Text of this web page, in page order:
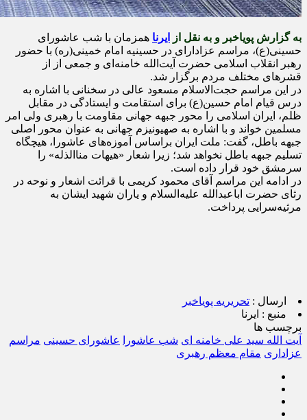
به گزارش پویاخبر و به نقل از ایرنا همزمان با شب عاشورای
حسینی(ع)، مراسم عزادارای در حسینیه امام خمینی(ره) با حضور
رهبر انقلاب اسلامی حضرت آیت‌الله خامنه‌ای و جمعی از از
قشرهای مختلف مردم برگزار شد.
در این مراسم حجت‌الاسلام مسعود عالی در سخنانی با اشاره به
درس قیام امام حسین(ع) برای استقامت و ایستادگی در مقابل
ظلم، ایران اسلامی را محور جبهه جهانی مقاومت با رهبری ولی امر
مسلمین خواند و با اشاره به صهیونیزم جهانی به عنوان محور اصلی
جبهه باطل، گفت: ملت ایران براساس آموزه‌های عاشورا، هیچگاه
تسلیم جبهه باطل نخواهد شد؛ زیرا شعار «هیهات مناالذله» را
سرمشق خود قرار داده است.
در ادامه این مراسم آقای محمود کریمی با قرائت اشعار و نوحه‌ در
رثای حضرت اباعبدالله علیه‌السلام و یاران شهید ایشان به
مرثیه‌سرایی پرداخت.
ارسال : تحریریه پویاخبر
منبع : ایرنا
برچسب ها
آیت الله سید علی خامنه ای شب عاشورا عاشورای حسینی مراسم
عزاداری مقام ‌معظم رهبری